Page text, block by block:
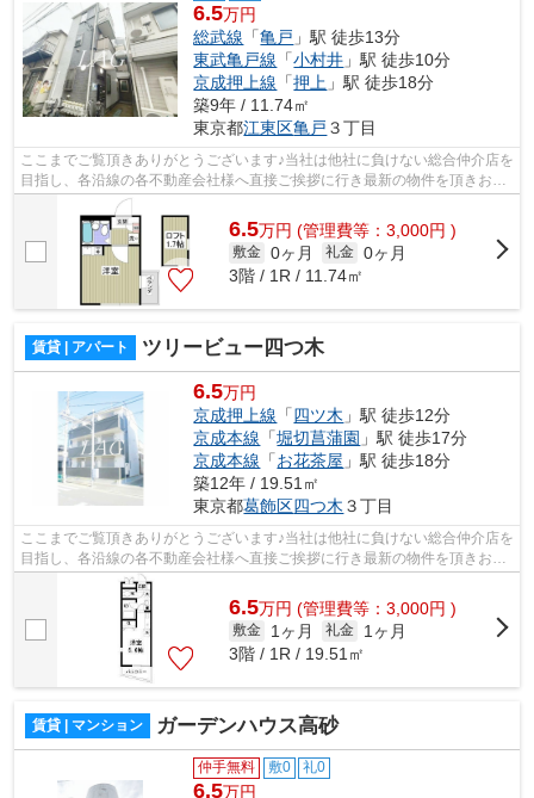
6.5万円
総武線 「亀戸 」駅 徒歩13分
東武亀戸線 「小村井 」駅 徒歩10分
京成押上線 「押上 」駅 徒歩18分
築9年 / 11.74㎡
東京都江東区亀戸 ３丁目
ここまでご覧頂きありがとうございます♪当社は他社に負けない総合仲介店を
目指し、各沿線の各不動産会社様へ直接ご挨拶に行き最新の物件を頂きお客
様へ提供しております！最新の情報は...
6.5万円 (管理費等：3,000円 )
敷金 0ヶ月 礼金 0ヶ月
3階 / 1R / 11.74㎡
賃貸 | アパート ツリービュー四つ木
6.5万円
京成押上線 「四ツ木 」駅 徒歩12分
京成本線 「堀切菖蒲園 」駅 徒歩17分
京成本線 「お花茶屋 」駅 徒歩18分
築12年 / 19.51㎡
東京都葛飾区四つ木 ３丁目
ここまでご覧頂きありがとうございます♪当社は他社に負けない総合仲介店を
目指し、各沿線の各不動産会社様へ直接ご挨拶に行き最新の物件を頂きお客
様へ提供しております！最新の情報は...
6.5万円 (管理費等：3,000円 )
敷金 1ヶ月 礼金
1ヶ月
3階 / 1R / 19.51㎡
賃貸 | マンション ガーデンハウス高砂
仲手無料 敷0 礼0
6.5万円